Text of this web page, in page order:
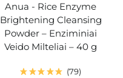
Anua - Rice Enzyme
Brightening Cleansing
Powder – Enziminiai
Veido Milteliai – 40 g
79